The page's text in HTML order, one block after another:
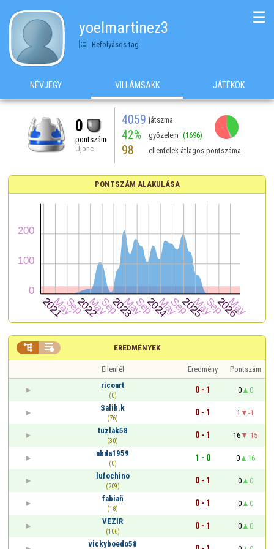
yoelmartinez3
Befolyásos tag
☰
NÉVJEGY VILLÁMSAKK JÁTÉKOK
0
pontszám
Újonc
4059 játszma
42% győzelem (1696)
98 ellenfelek átlagos pontszáma
PONTSZÁM ALAKULÁSA
EREDMÉNYEK
 
Ellenfél Eredmény
Pontszám
ricoart
(0)
0 - 1 0
0
Salih.k
(76)
0 - 1 1
-1
tuzlak58
(30)
0 - 1 16
-15
abda1959
(0)
1 - 0 0
16
lufochino
(209)
0 - 1 0
0
fabiañ
(18)
0 - 1 0
0
VEZIR
(106)
0 - 1 0
0
vickyboedo58